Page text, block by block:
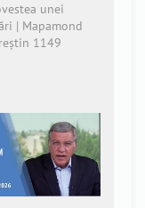
unei
| Mapamond
1149